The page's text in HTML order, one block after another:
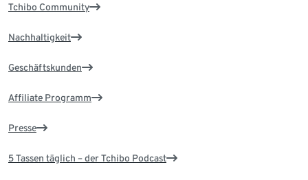
Tchibo Community
Nachhaltigkeit
Geschäftskunden
Affiliate Programm
Presse
5 Tassen täglich – der Tchibo Podcast